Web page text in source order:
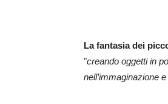
La fantasia dei
"creando oggetti in
nell’immaginazione